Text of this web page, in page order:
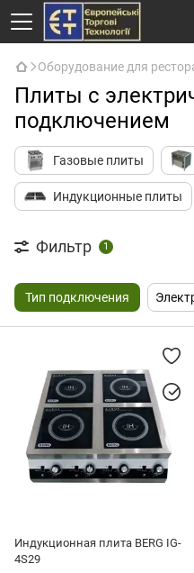
Оборудование для
Плиты с
подключением
Газовые плиты
Индукционные плиты
Фильтр 1
Тип подключения
Индукционная плита BERG IG-
4S29